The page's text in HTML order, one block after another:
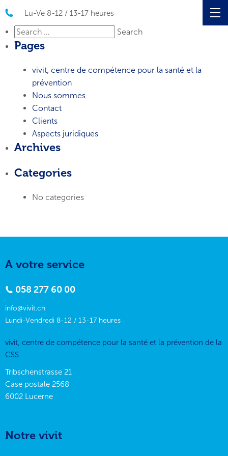
Lu-Ve 8-12 / 13-17 heures
Search
for:
Pages
vivit, centre de compétence pour la santé et la
prévention
Nous sommes
Contact
Clients
Aspects juridiques
Archives
Categories
No categories
A votre service
058 277 60 00
info@vivit.ch
Lundi-Vendredi 8-12 / 13-17 heures
vivit, centre de compétence pour la santé et la prévention de la
CSS
Tribschenstrasse 21
Case postale 2568
6002 Lucerne
Notre vivit